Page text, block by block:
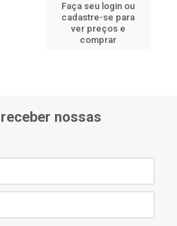
Faça seu login ou
cadastre-se para
ver preços e
comprar
nossas